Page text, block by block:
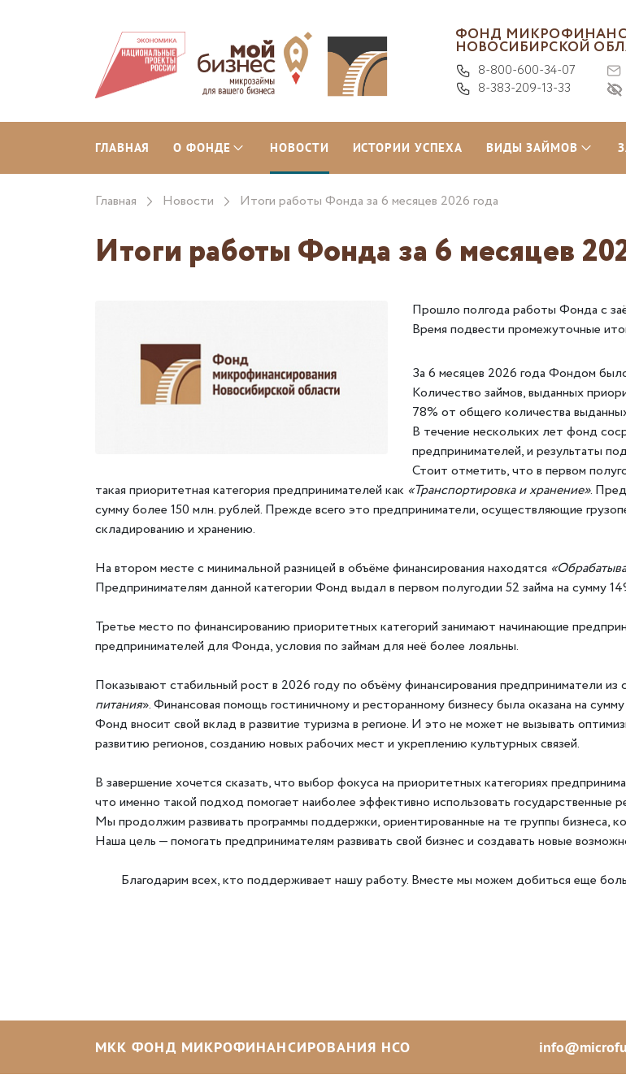
ФОНД
НОВОСИБИРСКОЙ
8-800-600-34-07
8-383-209-13-33
ГЛАВНАЯ О ФОНДЕ НОВОСТИ ИСТОРИИ УСПЕХА ВИДЫ ЗАЙМОВ
Главная Новости Итоги работы Фонда за 6 месяцев 2026 года
Итоги работы Фонда за 6 месяцев
Прошло полгода работы Фонда с
Время подвести промежуточные
За 6 месяцев 2026 года Фондом
Количество займов, выданных
78% от общего количества
В течение нескольких лет фонд
предпринимателей, и результаты
Стоит отметить, что в первом
такая приоритетная категория предпринимателей как «Транспортировка и хранение».
сумму более 150 млн. рублей. Прежде всего это предприниматели, осуществляющие
складированию и хранению.
На втором месте с минимальной разницей в объёме финансирования находятся
Предпринимателям данной категории Фонд выдал в первом полугодии 52 займа на сумму
Третье место по финансированию приоритетных категорий занимают начинающие
предпринимателей для Фонда, условия по займам для неё более лояльны.
Показывают стабильный рост в 2026 году по объёму финансирования предприниматели из
питания». Финансовая помощь гостиничному и ресторанному бизнесу была оказана на
Фонд вносит свой вклад в развитие туризма в регионе. И это не может не вызывать
развитию регионов, созданию новых рабочих мест и укреплению культурных связей.
В завершение хочется сказать, что выбор фокуса на приоритетных категориях
что именно такой подход помогает наиболее эффективно использовать государственные
Мы продолжим развивать программы поддержки, ориентированные на те группы бизнеса,
Наша цель — помогать предпринимателям развивать свой бизнес и создавать новые
Благодарим всех, кто поддерживает нашу работу. Вместе мы можем добиться еще
МКК ФОНД МИКРОФИНАНСИРОВАНИЯ НСО